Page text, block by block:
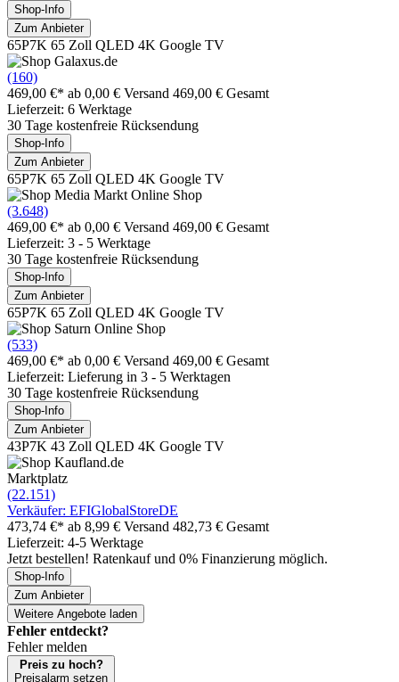
Shop-Info
Zum Anbieter
65P7K 65 Zoll QLED 4K Google TV
(160)
469,00 €* ab 0,00 € Versand 469,00 € Gesamt
Lieferzeit: 6 Werktage
30 Tage kostenfreie Rücksendung
Shop-Info
Zum Anbieter
65P7K 65 Zoll QLED 4K Google TV
(3.648)
469,00 €* ab 0,00 € Versand 469,00 € Gesamt
Lieferzeit: 3 - 5 Werktage
30 Tage kostenfreie Rücksendung
Shop-Info
Zum Anbieter
65P7K 65 Zoll QLED 4K Google TV
(533)
469,00 €* ab 0,00 € Versand 469,00 € Gesamt
Lieferzeit: Lieferung in 3 - 5 Werktagen
30 Tage kostenfreie Rücksendung
Shop-Info
Zum Anbieter
43P7K 43 Zoll QLED 4K Google TV
Marktplatz
(22.151)
Verkäufer: EFIGlobalStoreDE
473,74 €* ab 8,99 € Versand 482,73 € Gesamt
Lieferzeit: 4-5 Werktage
Jetzt bestellen! Ratenkauf und 0% Finanzierung möglich.
Shop-Info
Zum Anbieter
Weitere Angebote laden
Fehler entdeckt?
Fehler melden
Preis zu hoch?
Preisalarm setzen